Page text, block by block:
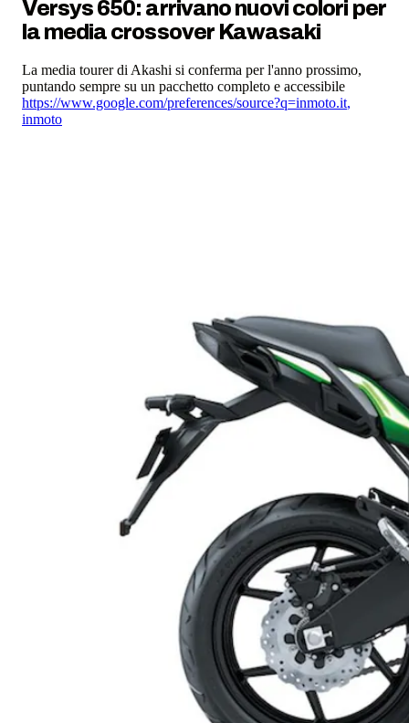
Versys 650: arrivano nuovi colori per
la media crossover Kawasaki
La media tourer di Akashi si conferma per l'anno prossimo,
puntando sempre su un pacchetto completo e accessibile
https://www.google.com/preferences/source?q=inmoto.it,
inmoto